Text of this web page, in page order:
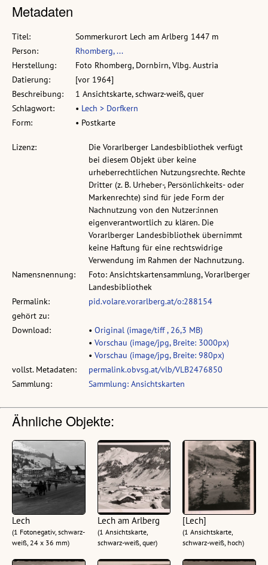
Metadaten
Titel:
Sommerkurort Lech am Arlberg 1447 m
Person:
Rhomberg, ...
Herstellung:
Foto Rhomberg, Dornbirn, Vlbg. Austria
Datierung:
[vor 1964]
Beschreibung:
1 Ansichtskarte, schwarz-weiß, quer
Schlagwort:
• Lech > Dorfkern
Form:
• Postkarte
Lizenz:
Die Vorarlberger Landesbibliothek verfügt
bei diesem Objekt über keine
urheberrechtlichen Nutzungsrechte. Rechte
Dritter (z. B. Urheber-, Persönlichkeits- oder
Markenrechte) sind für jede Form der
Nachnutzung von den Nutzer:innen
eigenverantwortlich zu klären. Die
Vorarlberger Landesbibliothek übernimmt
keine Haftung für eine rechtswidrige
Verwendung im Rahmen der Nachnutzung.
Namensnennung:
Foto: Ansichtskartensammlung, Vorarlberger
Landesbibliothek
Permalink:
pid.volare.vorarlberg.at/o:288154
gehört zu:
Download:
• Original (image/tiff , 26,3 MB)
• Vorschau (image/jpg, Breite: 3000px)
• Vorschau (image/jpg, Breite: 980px)
vollst. Metadaten:
permalink.obvsg.at/vlb/VLB2476850
Sammlung:
Sammlung: Ansichtskarten
Ähnliche Objekte:
Lech
(1 Fotonegativ, schwarz-
weiß, 24 x 36 mm)
Lech am Arlberg
(1 Ansichtskarte,
schwarz-weiß, quer)
[Lech]
(1 Ansichtskarte,
schwarz-weiß, hoch)